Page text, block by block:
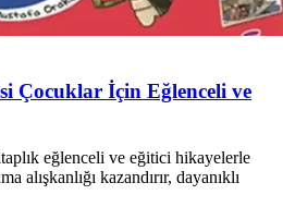
Çocuklar İçin Eğlenceli ve
eğlenceli ve eğitici hikayelerle
alışkanlığı kazandırır, dayanıklı